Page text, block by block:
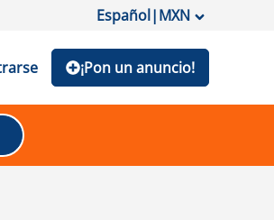
Español|MXN
¡Pon un anuncio!